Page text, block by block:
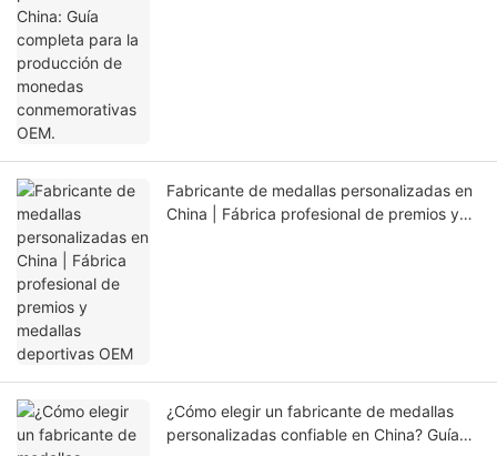
Fabricante de medallas personalizadas en
China | Fábrica profesional de premios y
¿Cómo elegir un fabricante de medallas
personalizadas confiable en China? Guía